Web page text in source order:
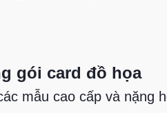
gói card đồ họa
mẫu cao cấp và nặng